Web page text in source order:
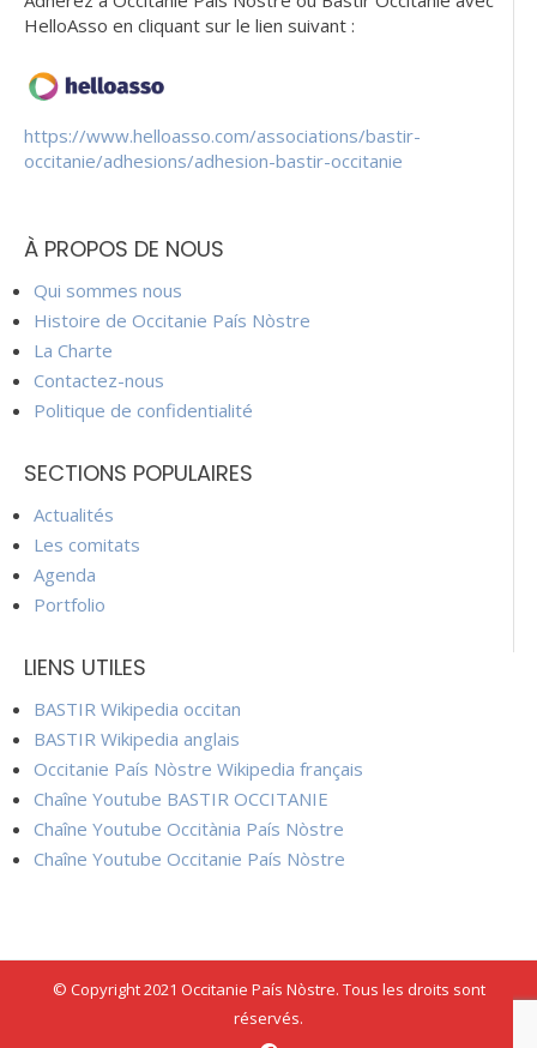
HelloAsso en cliquant sur le lien suivant :
https://www.helloasso.com/associations/bastir-
occitanie/adhesions/adhesion-bastir-occitanie
À PROPOS DE NOUS
Qui sommes nous
Histoire de Occitanie País Nòstre
La Charte
Contactez-nous
Politique de confidentialité
SECTIONS POPULAIRES
Actualités
Les comitats
Agenda
Portfolio
LIENS UTILES
BASTIR Wikipedia occitan
BASTIR Wikipedia anglais
Occitanie País Nòstre Wikipedia français
Chaîne Youtube BASTIR OCCITANIE
Chaîne Youtube Occitània País Nòstre
Chaîne Youtube Occitanie País Nòstre
© Copyright 2021 Occitanie País Nòstre. Tous les droits sont
réservés.